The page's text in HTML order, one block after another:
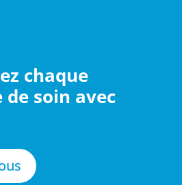
chaque
de soin avec